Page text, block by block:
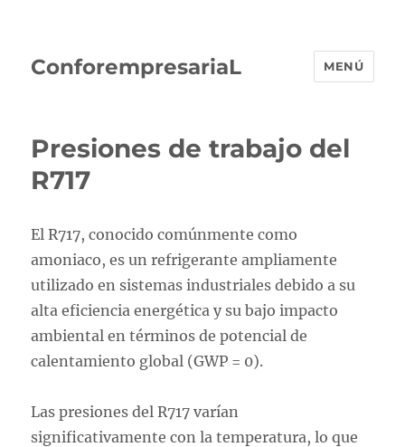
ConforempresariaL MENÚ
Presiones de trabajo del
R717
El R717, conocido comúnmente como
amoniaco, es un refrigerante ampliamente
utilizado en sistemas industriales debido a su
alta eficiencia energética y su bajo impacto
ambiental en términos de potencial de
calentamiento global (GWP = 0).
Las presiones del R717 varían
significativamente con la temperatura, lo que